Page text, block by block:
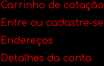
Carrinho de cotação
Entre ou cadastre-se
Endereços
Detalhes da conta